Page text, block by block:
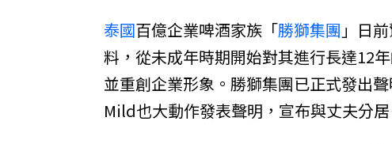
泰國百億企業啤酒家族「勝獅集團 」日
料，從未成年時期開始對其進行長達12
並重創企業形象。勝獅集團已正式發出
Mild也大動作發表聲明，宣布與丈夫分居